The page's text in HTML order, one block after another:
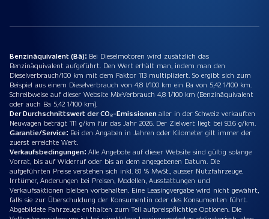
Benzinäquivalent (Bä): Bei Dieselmotoren wird zusätzlich das
Benzinäquivalent aufgeführt. Den Wert erhält man, indem man den
Dieselverbrauch/100 km mit dem Faktor 113 multipliziert. So ergibt sich zum
Beispiel aus einem Dieselverbrauch von 4,8 l/100 km ein Ba von 5,42 1/100 km.
Schreibweise auf dieser Website Mix-Verbrauch 4,8 1/100 km (Benzinäquivalent
oder auch Ba 5,42 1/100 km).
Der Durchschnittswert der CO₂-Emissionenaller in der Schweiz verkauften
Neuwagen beträgt 111 g/km für das Jahr 2026. Der Zielwert liegt bei 93.6 g/km.
Garantie/Service: Bei den Angaben in Jahren oder Kilometer gilt immer der
zuerst erreichte Wert.
Verkaufsbedingungen: Alle Angebote auf dieser Website sind gültig solange
Vorrat, bis auf Widerruf oder bis an dem angegebenen Datum. Die
aufgeführten Preise verstehen sich inkl. 8.1 % MwSt., ausser Nutzfahrzeuge.
Irrtümer, Änderungen bei Preisen, Modellen, Ausstattungen und
Verkaufsaktionen bleiben vorbehalten. Eine Leasingvergabe wird nicht gewährt,
falls sie zur Überschuldung der Konsumentin oder des Konsumenten führt.
Abgebildete Fahrzeuge enthalten zum Teil aufpreispflichtige Optionen. Die